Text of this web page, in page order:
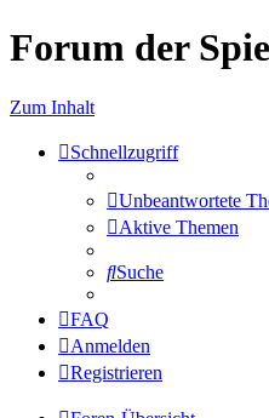
Forum der
Zum Inhalt
Schnellzugriff
Unbeantwortete
Aktive Themen
Suche
FAQ
Anmelden
Registrieren